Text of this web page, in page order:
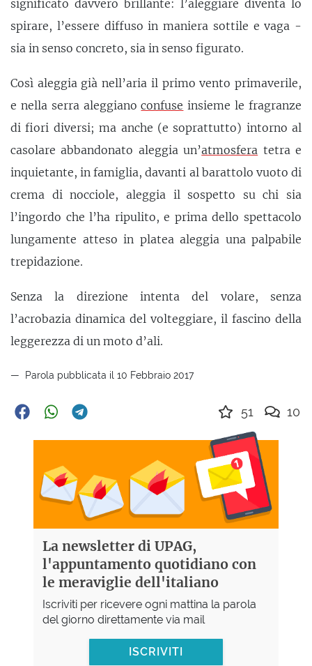
significato davvero brillante: l’aleggiare diventa lo
spirare, l’essere diffuso in maniera sottile e vaga -
sia in senso concreto, sia in senso figurato.
Così aleggia già nell’aria il primo vento primaverile,
e nella serra aleggianoconfuse insieme le fragranze
di fiori diversi; ma anche (e soprattutto) intorno al
casolare abbandonato aleggia un’atmosfera tetra e
inquietante, in famiglia, davanti al barattolo vuoto di
crema di nocciole, aleggia il sospetto su chi sia
l’ingordo che l’ha ripulito, e prima dello spettacolo
lungamente atteso in platea aleggia una palpabile
trepidazione.
Senza la direzione intenta del volare, senza
l’acrobazia dinamica del volteggiare, il fascino della
leggerezza di un moto d’ali.
Parola pubblicata il 10 Febbraio 2017
51 10
La newsletter di UPAG,
l'appuntamento quotidiano con
le meraviglie dell'italiano
Iscriviti per ricevere ogni mattina la parola
del giorno direttamente via mail
ISCRIVITI